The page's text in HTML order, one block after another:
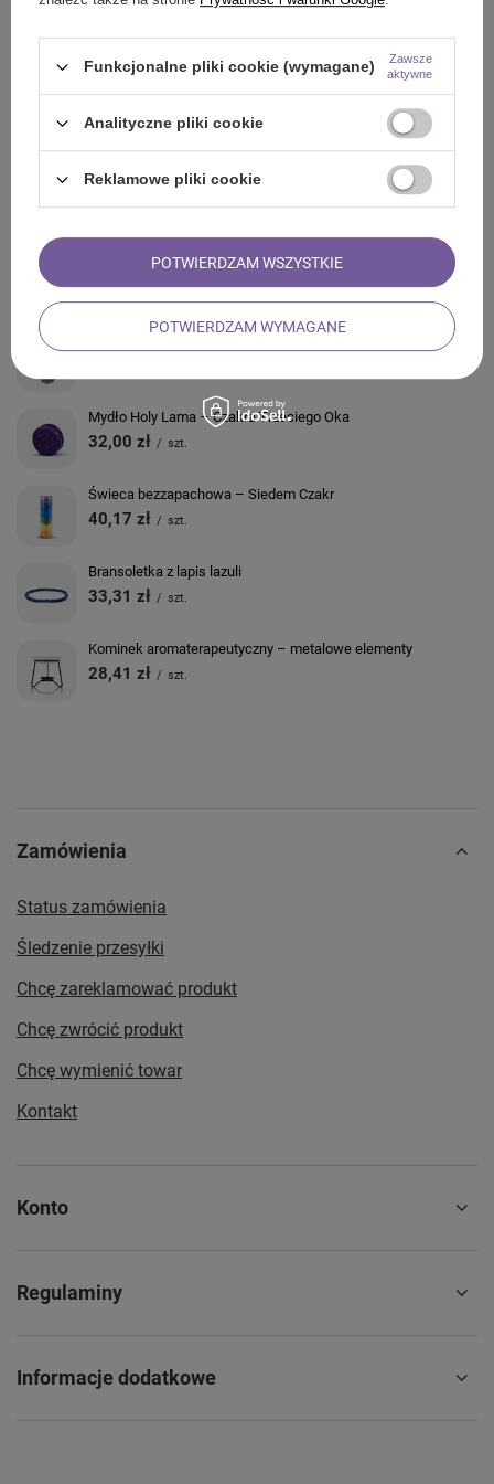
Z NASZEGO BLOGA
ZADAJ PYTANIE
ZOBACZ RÓWNIEŻ
Mydło Holy Lama – Czakra Trzeciego Oka
32,00 zł / szt.
Świeca bezzapachowa – Siedem Czakr
40,17 zł / szt.
Bransoletka z lapis lazuli
33,31 zł / szt.
Kominek aromaterapeutyczny – metalowe elementy
28,41 zł / szt.
Zamówienia
Status zamówienia
Śledzenie przesyłki
Chcę zareklamować produkt
Chcę zwrócić produkt
Chcę wymienić towar
Kontakt
Konto
Regulaminy
Informacje dodatkowe
Funkcjonalne pliki cookie (wymagane)
Zawsze
aktywne
Analityczne pliki cookie
Reklamowe pliki cookie
POTWIERDZAM WYMAGANE
POTWIERDZAM WSZYSTKIE